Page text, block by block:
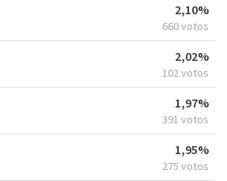
2,10%
660 votos
2,02%
102 votos
1,97%
391 votos
1,95%
275 votos